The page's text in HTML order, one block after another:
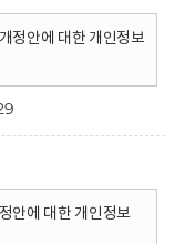
정안에 대한 개인정보
안에 대한 개인정보